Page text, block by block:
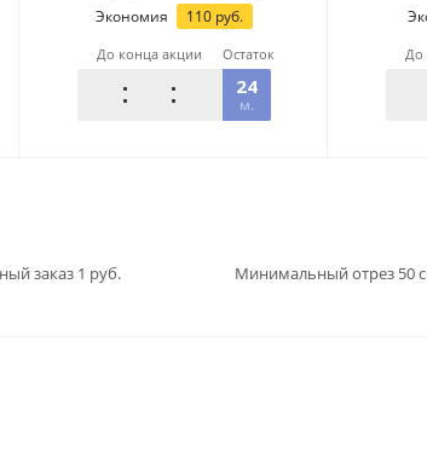
Экономия 110руб.
До конца акции Остаток
24
м.
До
заказ 1 руб. Минимальный отрез 50